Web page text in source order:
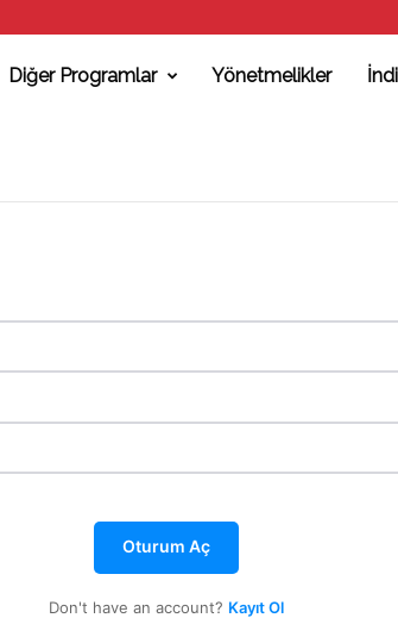
Diğer Programlar Yönetmelikler
Oturum Aç
Don't have an account? Kayıt Ol